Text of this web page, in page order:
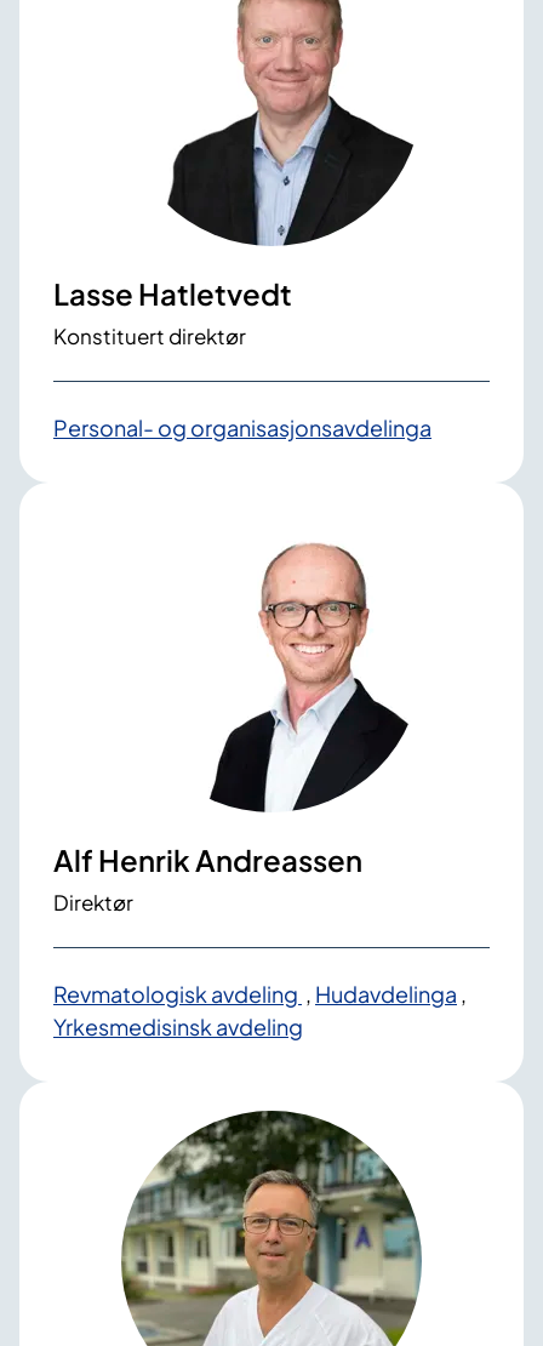
Lasse Hatletvedt
Konstituert direktør
Personal- og organisasjons­avdelinga
Alf Henrik Andreassen
Direktør
Revmatologisk avdeling , Hudavdelinga ,
Yrkesmedisinsk avdeling